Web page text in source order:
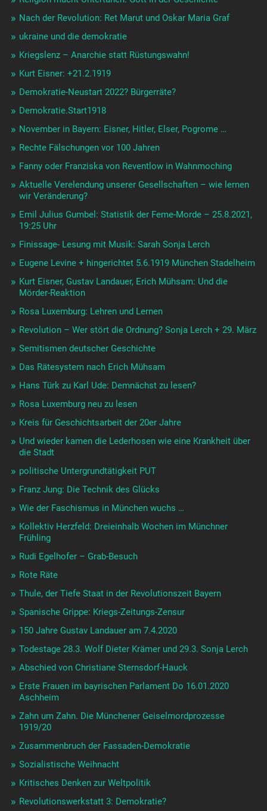
Nach der Revolution: Ret Marut und Oskar Maria Graf
ukraine und die demokratie
Kriegslenz – Anarchie statt Rüstungswahn!
Kurt Eisner: +21.2.1919
Demokratie-Neustart 2022? Bürgerräte?
Demokratie.Start1918
November in Bayern: Eisner, Hitler, Elser, Pogrome …
Rechte Fälschungen vor 100 Jahren
Fanny oder Franziska von Reventlow in Wahnmoching
Aktuelle Verelendung unserer Gesellschaften – wie lernen
wir Veränderung?
Emil Julius Gumbel: Statistik der Feme-Morde – 25.8.2021,
19:25 Uhr
Finissage- Lesung mit Musik: Sarah Sonja Lerch
Eugene Levine + hingerichtet 5.6.1919 München Stadelheim
Kurt Eisner, Gustav Landauer, Erich Mühsam: Und die
Mörder-Reaktion
Rosa Luxemburg: Lehren und Lernen
Revolution – Wer stört die Ordnung? Sonja Lerch + 29. März
Semitismen deutscher Geschichte
Das Rätesystem nach Erich Mühsam
Hans Türk zu Karl Ude: Demnächst zu lesen?
Rosa Luxemburg neu zu lesen
Kreis für Geschichtsarbeit der 20er Jahre
Und wieder kamen die Lederhosen wie eine Krankheit über
die Stadt
politische Untergrundtätigkeit PUT
Franz Jung: Die Technik des Glücks
Wie der Faschismus in München wuchs …
Kollektiv Herzfeld: Dreieinhalb Wochen im Münchner
Frühling
Rudi Egelhofer – Grab-Besuch
Rote Räte
Thule, der Tiefe Staat in der Revolutionszeit Bayern
Spanische Grippe: Kriegs-Zeitungs-Zensur
150 Jahre Gustav Landauer am 7.4.2020
Todestage 28.3. Wolf Dieter Krämer und 29.3. Sonja Lerch
Abschied von Christiane Sternsdorf-Hauck
Erste Frauen im bayrischen Parlament Do 16.01.2020
Aschheim
Zahn um Zahn. Die Münchener Geiselmordprozesse
1919/20
Zusammenbruch der Fassaden-Demokratie
Sozialistische Weihnacht
Kritisches Denken zur Weltpolitik
Revolutionswerkstatt 3: Demokratie?